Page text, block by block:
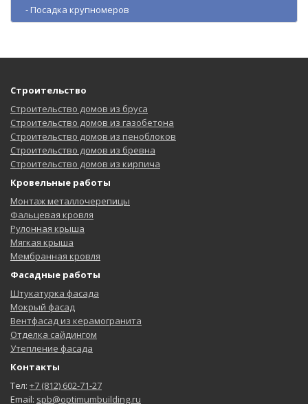
- Посадка крупномеров
Строительство
Строительство домов из бруса
Строительство домов из газобетона
Строительство домов из пеноблоков
Строительство домов из бревна
Строительство домов из кирпича
Кровельные работы
Монтаж металлочерепицы
Фальцевая кровля
Рулонная крыша
Мягкая крыша
Мембранная кровля
Фасадные работы
Штукатурка фасада
Мокрый фасад
Вентфасад из керамогранита
Отделка сайдингом
Утепление фасада
Контакты
Тел: +7 (812) 602-71-27
Email: spb@optimumbuilding.ru